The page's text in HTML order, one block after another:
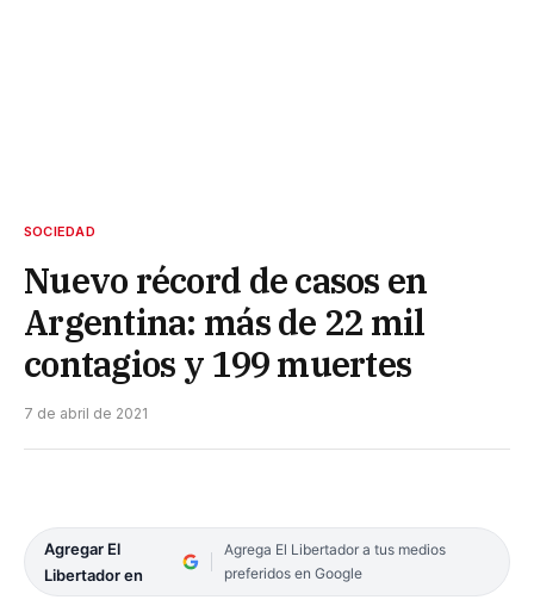
SOCIEDAD
Nuevo récord de casos en
Argentina: más de 22 mil
contagios y 199 muertes
7 de abril de 2021
Agregar El
Libertador en
Agrega El Libertador a tus medios
preferidos en Google